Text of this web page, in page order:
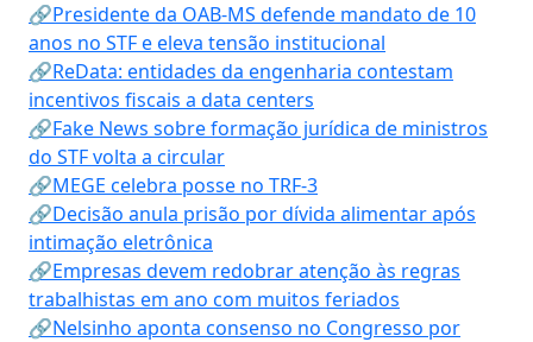
🔗Presidente da OAB-MS defende mandato de 10
anos no STF e eleva tensão institucional
🔗ReData: entidades da engenharia contestam
incentivos fiscais a data centers
🔗Fake News sobre formação jurídica de ministros
do STF volta a circular
🔗MEGE celebra posse no TRF-3
🔗Decisão anula prisão por dívida alimentar após
intimação eletrônica
🔗Empresas devem redobrar atenção às regras
trabalhistas em ano com muitos feriados
🔗Nelsinho aponta consenso no Congresso por